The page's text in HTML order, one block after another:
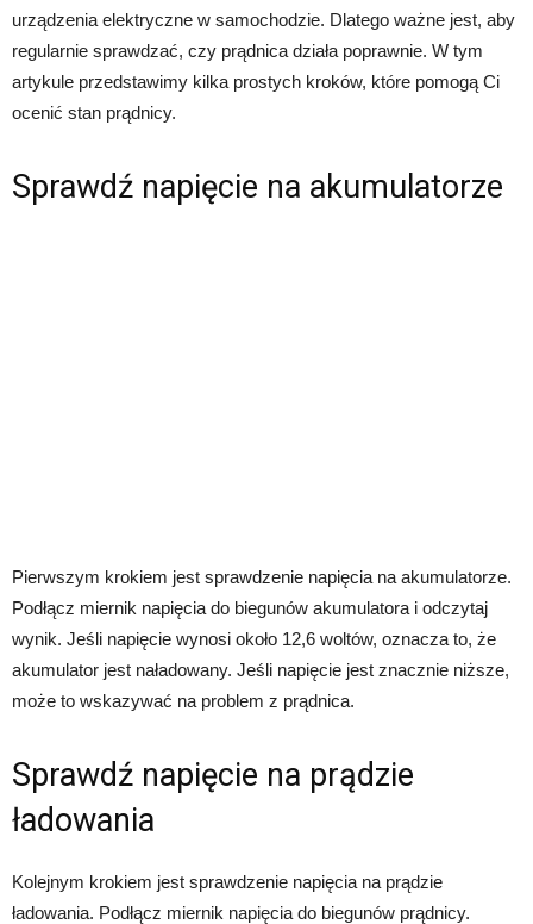
urządzenia elektryczne w samochodzie. Dlatego ważne jest, aby
regularnie sprawdzać, czy prądnica działa poprawnie. W tym
artykule przedstawimy kilka prostych kroków, które pomogą Ci
ocenić stan prądnicy.
Sprawdź napięcie na akumulatorze
Pierwszym krokiem jest sprawdzenie napięcia na akumulatorze.
Podłącz miernik napięcia do biegunów akumulatora i odczytaj
wynik. Jeśli napięcie wynosi około 12,6 woltów, oznacza to, że
akumulator jest naładowany. Jeśli napięcie jest znacznie niższe,
może to wskazywać na problem z prądnica.
Sprawdź napięcie na prądzie
ładowania
Kolejnym krokiem jest sprawdzenie napięcia na prądzie
ładowania. Podłącz miernik napięcia do biegunów prądnicy.